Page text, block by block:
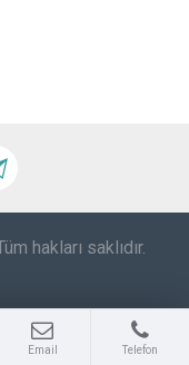
hakları saklıdır.
Email Telefon